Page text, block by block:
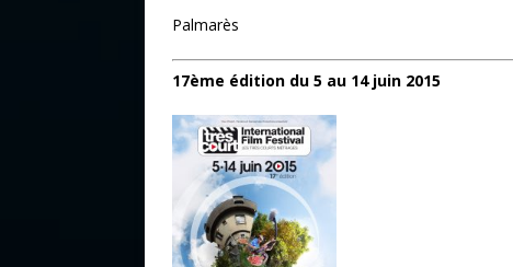
Palmarès
17ème édition du 5 au 14 juin 2015